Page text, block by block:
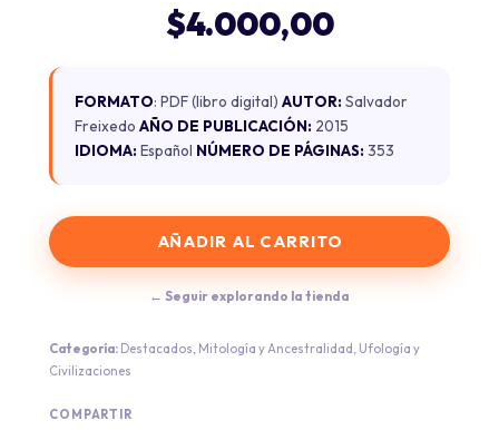
$4.000,00
FORMATO: PDF (libro digital) AUTOR: Salvador
Freixedo AÑO DE PUBLICACIÓN: 2015
IDIOMA: Español NÚMERO DE PÁGINAS: 353
AÑADIR AL CARRITO
← Seguir explorando la tienda
Categoría: Destacados, Mitología y Ancestralidad , Ufología y
Civilizaciones
COMPARTIR